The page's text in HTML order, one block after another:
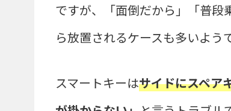
ですが、「面倒だから」「普
ら放置されるケースも多いようで
スマートキーはサイドにスペア